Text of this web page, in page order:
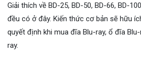
Giải thích về BD-25, BD-50, BD-66, BD-
đều có ở đây. Kiến thức cơ bản sẽ hữu
quyết định khi mua đĩa Blu-ray, ổ đĩa
ray.